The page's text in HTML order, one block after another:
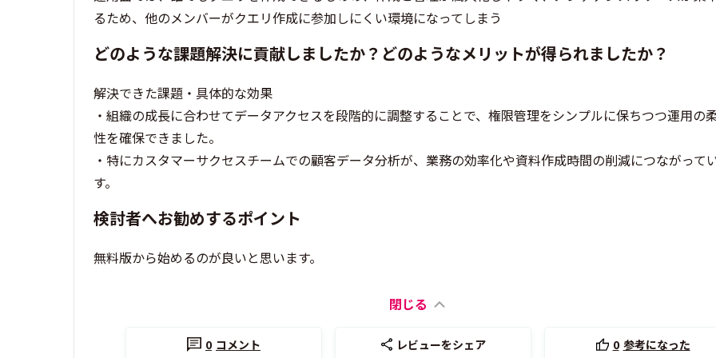
るため、他のメンバーがクエリ作成に参加しにくい環境になってしまう
どのような課題解決に貢献しましたか？どのようなメリットが得られましたか？
解決できた課題・具体的な効果
・組織の成長に合わせてデータアクセスを段階的に調整することで、権限管理をシンプルに保ちつつ運用の
性を確保できました。
・特にカスタマーサクセスチームでの顧客データ分析が、業務の効率化や資料作成時間の削減につながって
す。
検討者へお勧めするポイント
無料版から始めるのが良いと思います。
閉じる
0 コメント レビューをシェア 0 参考になった